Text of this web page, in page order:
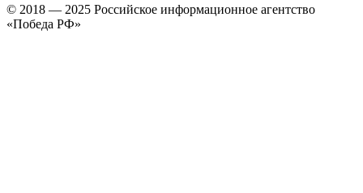
© 2018 — 2025 Российское информационное агентство
«Победа РФ»